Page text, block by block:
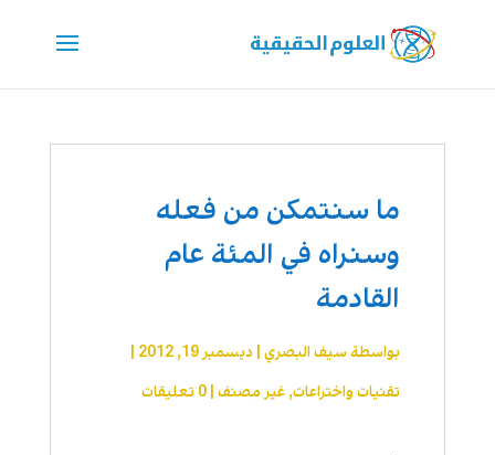
ما سنتمكن من فعله
وسنراه في المئة عام
القادمة
بواسطةسيف البصري| ديسمبر 19, 2012
تقنیات واختراعات, غير مصنف| 0 تعليقات